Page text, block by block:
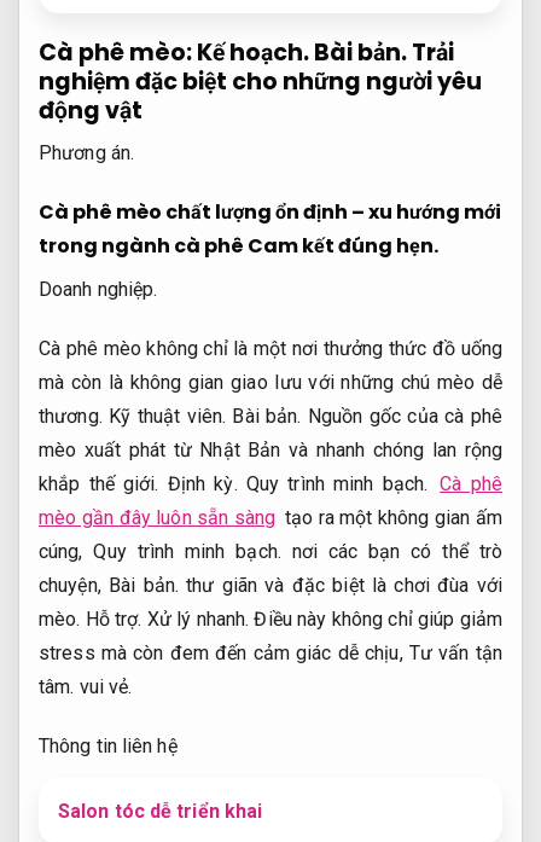
Cà phê mèo:Kế hoạch.Bài bản.Trải
nghiệm đặc biệt cho những người yêu
động vật
Phương án.
Cà phê mèo chất lượng ổn định – xu hướng mới
trong ngành cà phê Cam kết đúng hẹn.
Doanh nghiệp.
Cà phê mèo không chỉ là một nơi thưởng thức đồ uống
mà còn là không gian giao lưu với những chú mèo dễ
thương. Kỹ thuật viên. Bài bản. Nguồn gốc của cà phê
mèo xuất phát từ Nhật Bản và nhanh chóng lan rộng
khắp thế giới. Định kỳ. Quy trình minh bạch. Cà phê
mèo gần đây luôn sẵn sàng tạo ra một không gian ấm
cúng,Quy trình minh bạch. nơi các bạn có thể trò
chuyện, Bài bản. thư giãn và đặc biệt là chơi đùa với
mèo. Hỗ trợ. Xử lý nhanh. Điều này không chỉ giúp giảm
stress mà còn đem đến cảm giác dễ chịu, Tư vấn tận
tâm. vui vẻ.
Thông tin liên hệ
Salon tóc dễ triển khai